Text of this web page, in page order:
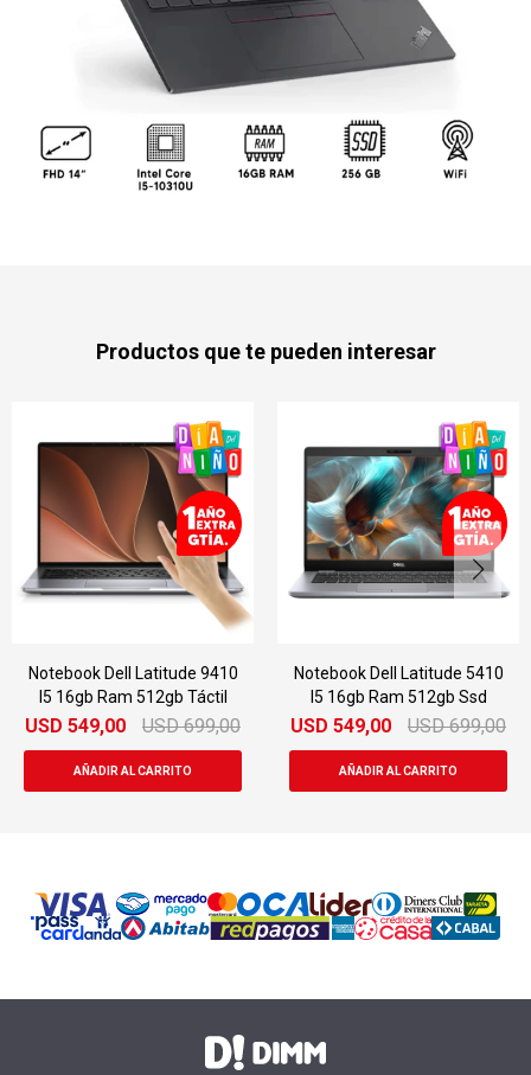
Productos que te pueden interesar
Dell Latitude 9410
Ram 512gb Táctil
USD 699,00
Notebook Dell Latitude 5410
I5 16gb Ram 512gb Ssd
USD 549,00 USD 699,00
I5
USD